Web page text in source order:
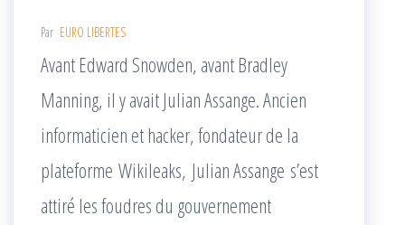
Par EURO LIBERTES
Avant Edward Snowden, avant Bradley
Manning, il y avait Julian Assange. Ancien
informaticien et hacker, fondateur de la
plateforme Wikileaks, Julian Assange s’est
attiré les foudres du gouvernement